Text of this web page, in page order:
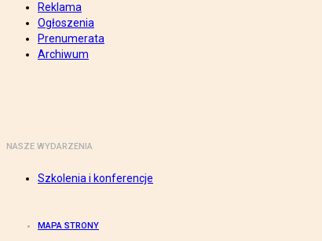
Reklama
Ogłoszenia
Prenumerata
Archiwum
NASZE WYDARZENIA
Szkolenia i konferencje
MAPA STRONY